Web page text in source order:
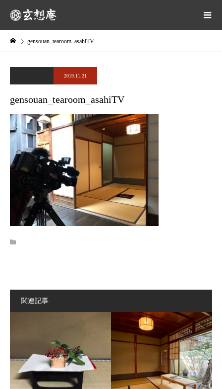
gensouan_tearoom_asahiTV
2019.11.21
gensouan_tearoom_asahiTV
関連記事